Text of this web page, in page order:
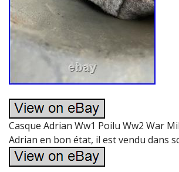
Casque Adrian Ww1 Poilu Ww2 War
Adrian en bon état, il est vendu dans